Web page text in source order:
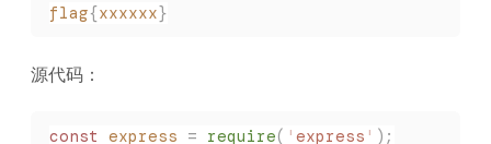
flag{xxxxxx}
源代码：
const express = require( ' express ' );